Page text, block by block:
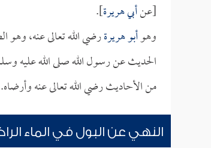
[عنأبي هريرة].
وهوأبو هريرةرضي الله تعالى عنه، وهو
الحديث عن رسول الله صلى الله عليه
من الأحاديث رضي الله تعالى عنه وأرضاه.
النهي عن البول في الماء